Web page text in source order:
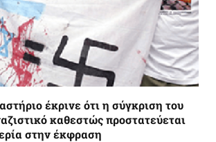
έκρινε ότι η σύγκριση του
καθεστώς προστατεύεται
στην έκφραση